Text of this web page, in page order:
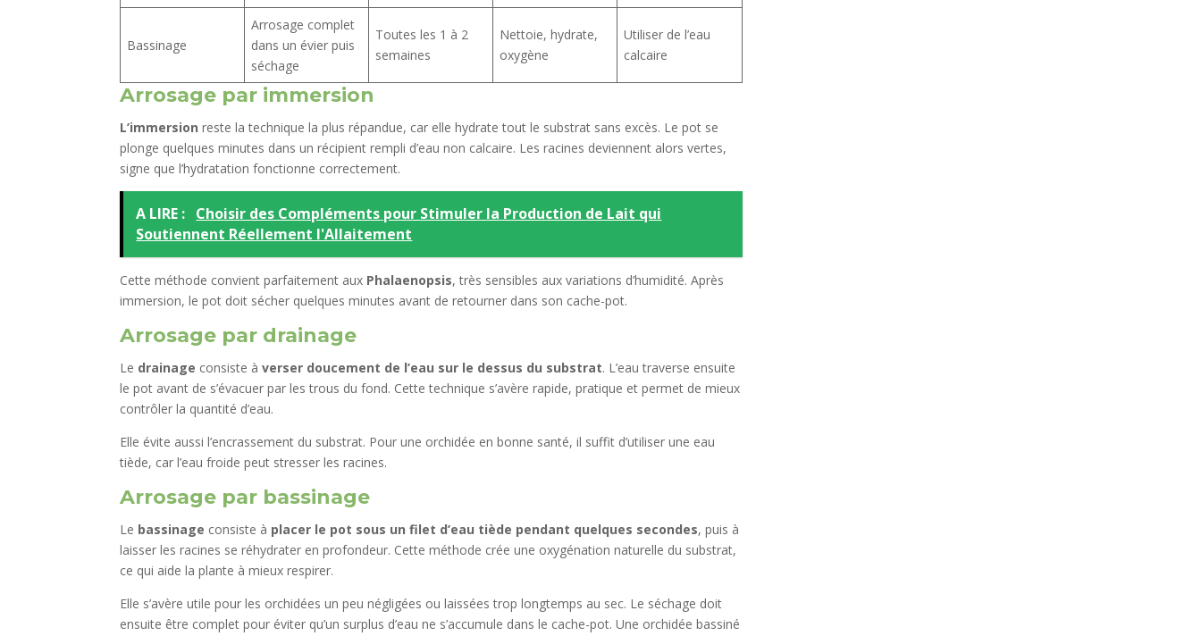
Bassinage
Arrosage complet
dans un évier puis
séchage
Toutes les 1 à 2
semaines
Nettoie, hydrate,
oxygène
Utiliser de l’eau
calcaire
Arrosage par immersion
L’immersion reste la technique la plus répandue, car elle hydrate tout le substrat sans excès. Le pot se
plonge quelques minutes dans un récipient rempli d’eau non calcaire. Les racines deviennent alors vertes,
signe que l’hydratation fonctionne correctement.
A LIRE : Choisir des Compléments pour Stimuler la Production de Lait qui
Soutiennent Réellement l'Allaitement
Cette méthode convient parfaitement aux Phalaenopsis, très sensibles aux variations d’humidité. Après
immersion, le pot doit sécher quelques minutes avant de retourner dans son cache-pot.
Arrosage par drainage
Le drainage consiste àverser doucement de l’eau sur le dessus du substrat. L’eau traverse ensuite
le pot avant de s’évacuer par les trous du fond. Cette technique s’avère rapide, pratique et permet de mieux
contrôler la quantité d’eau.
Elle évite aussi l’encrassement du substrat. Pour une orchidée en bonne santé, il suffit d’utiliser une eau
tiède, car l’eau froide peut stresser les racines.
Arrosage par bassinage
Le bassinage consiste à placer le pot sous un filet d’eau tiède pendant quelques secondes, puis à
laisser les racines se réhydrater en profondeur. Cette méthode crée une oxygénation naturelle du substrat,
ce qui aide la plante à mieux respirer.
Elle s’avère utile pour les orchidées un peu négligées ou laissées trop longtemps au sec. Le séchage doit
ensuite être complet pour éviter qu’un surplus d’eau ne s’accumule dans le cache-pot. Une orchidée bassiné